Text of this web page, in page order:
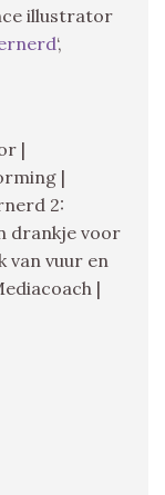
illustrator
‘,
|
|
2:
drankje voor
van vuur en
|